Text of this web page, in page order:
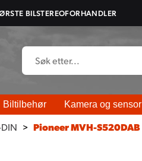
BILSTEREOFORHANDLER
Biltilbehør Kamera og sensor
DIN > Pioneer MVH-S520DAB